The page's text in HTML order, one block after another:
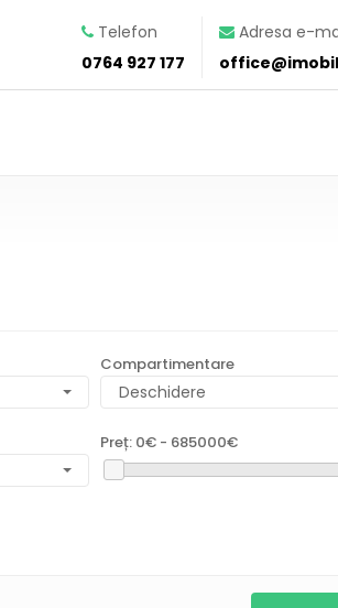
Adresa e-
Telefon
0764 927 177
Compartimentare
Deschidere
Preț: 0€ - 685000€